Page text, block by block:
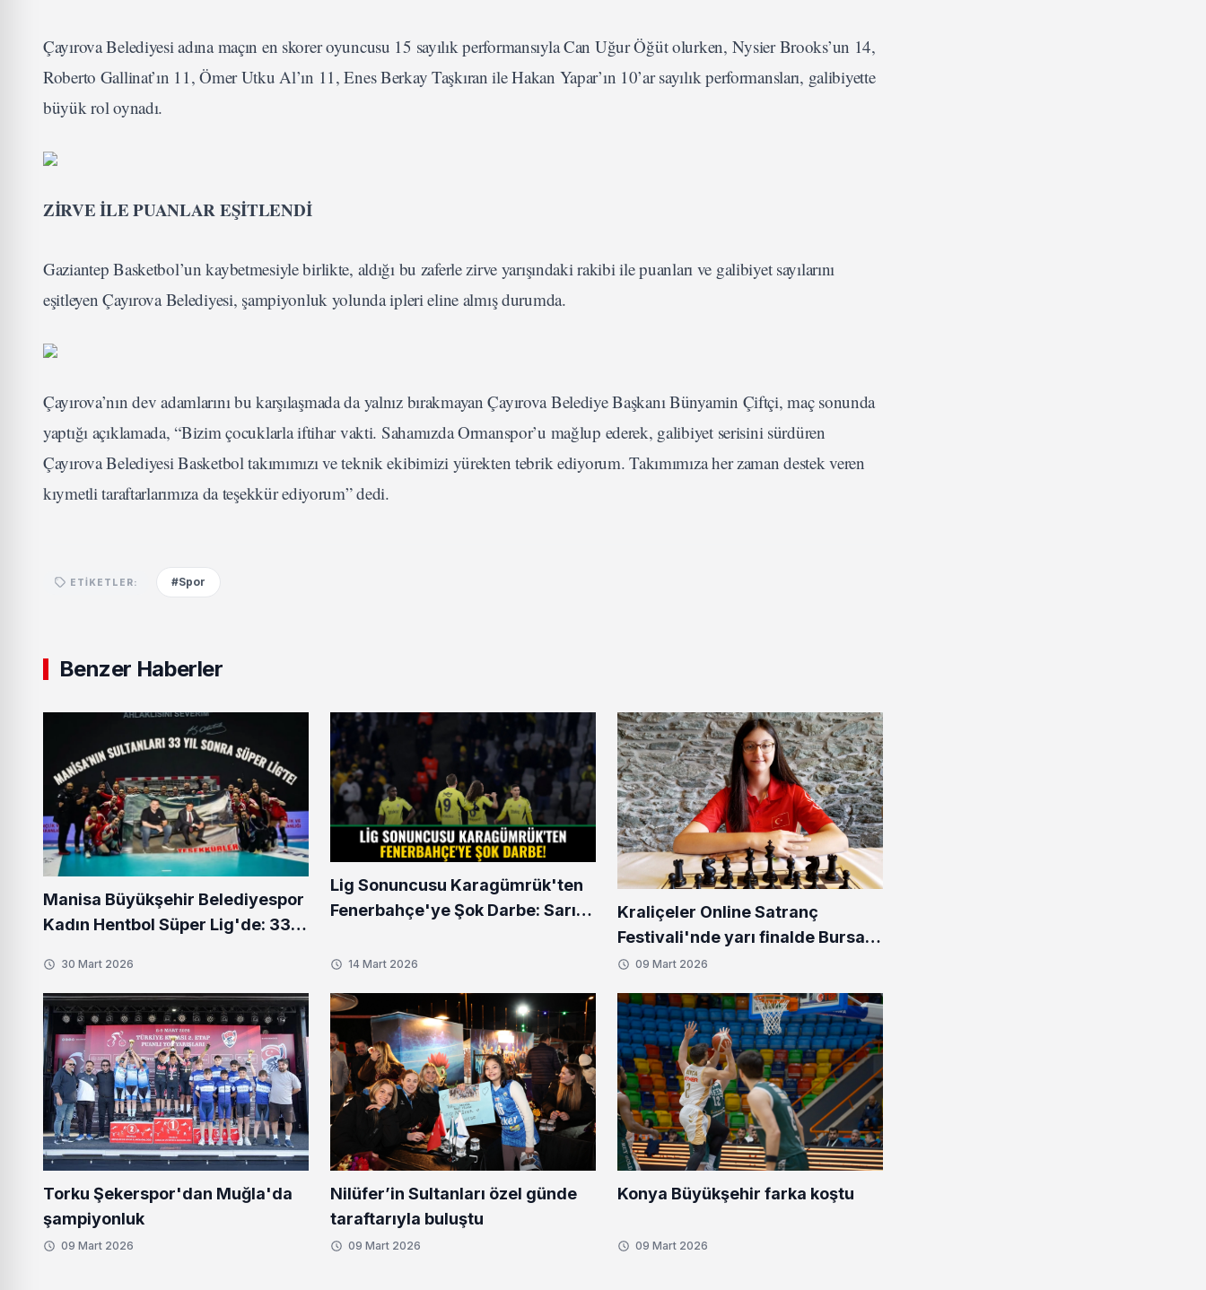
Çayırova Belediyesi adına maçın en skorer oyuncusu 15 sayılık performansıyla Can Uğur Öğüt olurken, Nysier Brooks’un 14,
Roberto Gallinat’ın 11, Ömer Utku Al’ın 11, Enes Berkay Taşkıran ile Hakan Yapar’ın 10’ar sayılık performansları, galibiyette
büyük rol oynadı.
ZİRVE İLE PUANLAR EŞİTLENDİ
Gaziantep Basketbol’un kaybetmesiyle birlikte, aldığı bu zaferle zirve yarışındaki rakibi ile puanları ve galibiyet sayılarını
eşitleyen Çayırova Belediyesi, şampiyonluk yolunda ipleri eline almış durumda.
Çayırova’nın dev adamlarını bu karşılaşmada da yalnız bırakmayan Çayırova Belediye Başkanı Bünyamin Çiftçi, maç sonunda
yaptığı açıklamada, “Bizim çocuklarla iftihar vakti. Sahamızda Ormanspor’u mağlup ederek, galibiyet serisini sürdüren
Çayırova Belediyesi Basketbol takımımızı ve teknik ekibimizi yürekten tebrik ediyorum. Takımımıza her zaman destek veren
kıymetli taraftarlarımıza da teşekkür ediyorum” dedi.
ETIKETLER: #Spor
Benzer Haberler
Manisa Büyükşehir Belediyespor
Kadın Hentbol Süper Lig'de: 33
30 Mart 2026
Lig Sonuncusu Karagümrük'ten
Fenerbahçe'ye Şok Darbe: Sarı-
14 Mart 2026
Kraliçeler Online Satranç
Festivali'nde yarı finalde Bursalı
bir isim
09 Mart 2026
Torku Şekerspor'dan Muğla'da
şampiyonluk
09 Mart 2026
Nilüfer’in Sultanları özel günde
taraftarıyla buluştu
09 Mart 2026
Konya Büyükşehir farka koştu
09 Mart 2026